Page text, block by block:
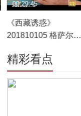
《西藏诱惑》
201810105 格萨尔卓
00:29:45
精彩看点